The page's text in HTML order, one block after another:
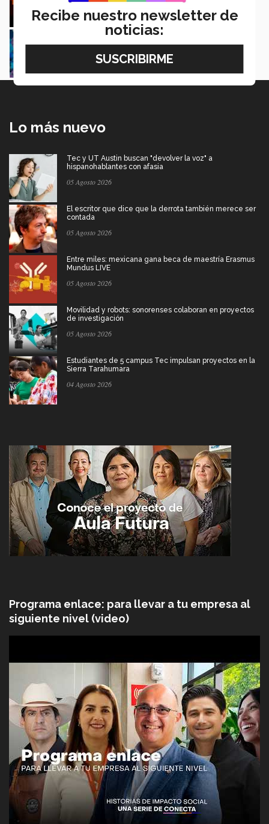
Estudiantes proponen toalla sanitaria para
Mariana Nava
Lo más nuevo
Tec y UT Austin buscan "devolver la voz" a
hispanohablantes con afasia
05 Agosto 2026
El escritor que dice que la derrota también merece ser
contada
05 Agosto 2026
Entre miles: mexicana gana beca de maestría Erasmus
Mundus LIVE
05 Agosto 2026
Movilidad y robots: sonorenses colaboran en proyectos
de investigación
05 Agosto 2026
Estudiantes de 5 campus Tec impulsan proyectos en la
Sierra Tarahumara
04 Agosto 2026
Programa enlace: para llevar a tu empresa al
siguiente nivel (video)
Recibe nuestro newsletter de
noticias: